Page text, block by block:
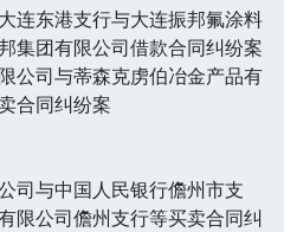
连东港支行与大连振邦氟涂料
集团有限公司借款合同纠纷案
公司与蒂森克虏伯冶金产品有
合同纠纷案
司与中国人民银行儋州市支
限公司儋州支行等买卖合同纠